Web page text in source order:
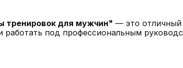
тренировок для мужчин" — это отличный
работать под профессиональным